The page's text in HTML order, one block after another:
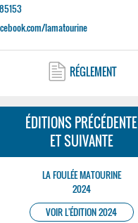
lamatourine
RÉGLEMENT
ÉDITIONS PRÉCÉDENTE
ET SUIVANTE
LA FOULÉE MATOURINE
2024
VOIR L'ÉDITION 2024